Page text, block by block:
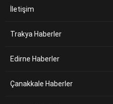
İletişim
Trakya Haberler
Edirne Haberler
Çanakkale Haberler